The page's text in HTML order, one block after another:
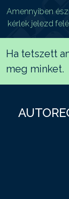
Amennyiben
kérlek jelezd
Ha tetszett
meg minket.